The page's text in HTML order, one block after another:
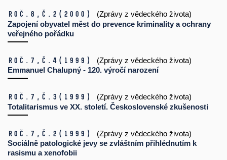
Roč.8, č.2 (2000)
(Zprávy z vědeckého života)
Zapojení obyvatel měst do prevence kriminality a ochrany
veřejného pořádku
Roč.7, č.4 (1999)
(Zprávy z vědeckého života)
Emmanuel Chalupný - 120. výročí narození
Roč.7, č.3 (1999)
(Zprávy z vědeckého života)
Totalitarismus ve XX. století. Československé zkušenosti
Roč.7, č.2 (1999)
(Zprávy z vědeckého života)
Sociálně patologické jevy se zvláštním přihlédnutím k
rasismu a xenofobii